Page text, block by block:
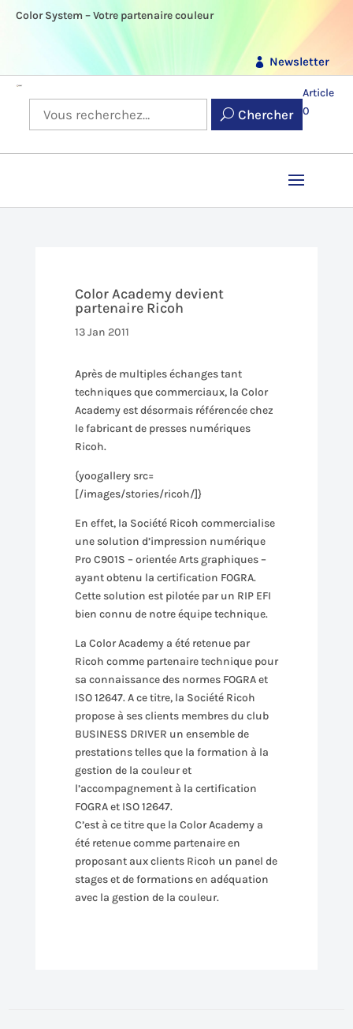
Color System – Votre partenaire couleur
Newsletter
Chercher
Article
0
Color Academy devient
partenaire Ricoh
13 Jan 2011
Après de multiples échanges tant
techniques que commerciaux, la Color
Academy est désormais référencée chez
le fabricant de presses numériques
Ricoh.
{yoogallery src=
[/images/stories/ricoh/]}
En effet, la Société Ricoh commercialise
une solution d’impression numérique
Pro C901S – orientée Arts graphiques –
ayant obtenu la certification FOGRA.
Cette solution est pilotée par un RIP EFI
bien connu de notre équipe technique.
La Color Academy a été retenue par
Ricoh comme partenaire technique pour
sa connaissance des normes FOGRA et
ISO 12647. A ce titre, la Société Ricoh
propose à ses clients membres du club
BUSINESS DRIVER un ensemble de
prestations telles que la formation à la
gestion de la couleur et
l’accompagnement à la certification
FOGRA et ISO 12647.
C’est à ce titre que la Color Academy a
été retenue comme partenaire en
proposant aux clients Ricoh un panel de
stages et de formations en adéquation
avec la gestion de la couleur.